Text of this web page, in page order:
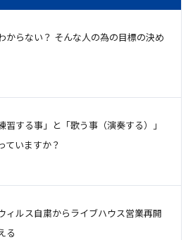
からない？ そんな人の為の目標の決め
習する事」と「歌う事（演奏する）」
ていますか？
ィルス自粛からライブハウス営業再開
る